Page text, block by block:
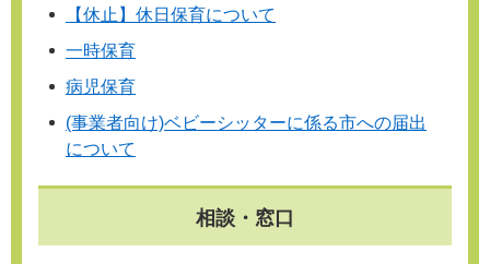
【休止】休日保育について
一時保育
病児保育
(事業者向け)ベビーシッターに係る市への届出
について
相談・窓口